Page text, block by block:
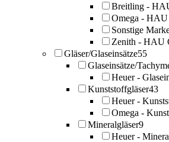
Breitling -
Omega - HAU
Sonstige
Zenith - HAU
Gläser/Glaseinsätze55
Glaseinsätze/
Heuer -
Kunststoffgläser43
Heuer -
Omega -
Mineralgläser9
Heuer -